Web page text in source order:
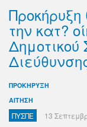
την κατ?
Δημοτικού
ΠΡΟΚΗΡΥΞΗ
ΑΙΤΗΣΗ
ΠΥΣΠΕ 13